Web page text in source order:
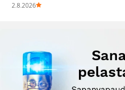
2.8.2026